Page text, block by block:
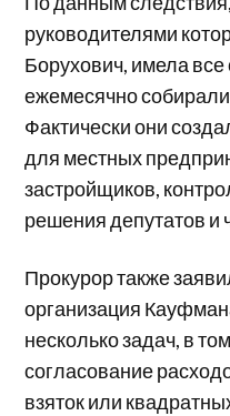
руководителями
Борухович, имела
ежемесячно
Фактически они
для местных
застройщиков,
решения депутатов и
Прокурор также
организация
несколько задач, в
согласование
взяток или